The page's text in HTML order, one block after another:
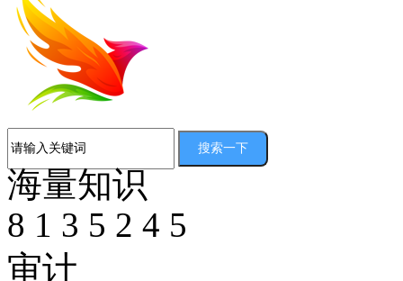
海量知识
8 1 3 5 2 4 5
审计